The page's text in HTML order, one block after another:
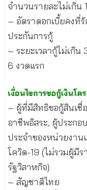
จำนวนรายละไม่เกิน
– อัตราดอกเบี้ยคงที่
ประกันการกู้
– ระยะเวลากู้ไม่เกิ
6 งวดแรก
เงื่อนไขการขอกู้เงินโค
– ผู้ที่มีสิทธิขอกู้สินเชื่
อาชีพอิสระ, ผู้ประกอ
ประจำของหน่วยงาน
โควิด-19 (ไม่รวมผู้มี
รัฐวิสาหกิจ)
– สัญชาติไทย